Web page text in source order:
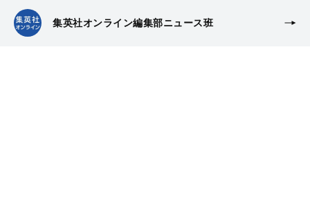
集英社オンライン編集部ニュース班